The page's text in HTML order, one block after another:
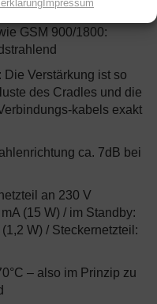
Impressum
GSM 900/1800:
Verstärkung ist so
des Cradles und die
kabels exakt
ca. 7dB bei
an 230 V
(15 W) / im Standby:
W) / Steckernetzteil:
– also im Prinzip zu